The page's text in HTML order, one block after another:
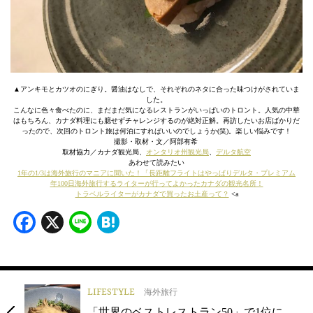
▲アンキモとカツオのにぎり。醤油はなしで、それぞれのネタに合った味つけがされていま
した。
こんなに色々食べたのに、まだまだ気になるレストランがいっぱいのトロント。人気の中華
はもちろん、カナダ料理にも臆せずチャレンジするのが絶対正解。再訪したいお店ばかりだ
ったので、次回のトロント旅は何泊にすればいいのでしょうか(笑)。楽しい悩みです！
撮影・取材・文／阿部有希
取材協力／カナダ観光局、 オンタリオ州観光局
デルタ航空
あわせて読みたい
1年の1/3は海外旅行のマニアに聞いた！「長距離フライトはやっぱりデルタ・プレミアム
年100日海外旅行するライターが行ってよかったカナダの観光名所！
トラベルライターがカナダで買ったお土産って？ <a
Facebook
X Line
LIFESTYLE 海外旅行